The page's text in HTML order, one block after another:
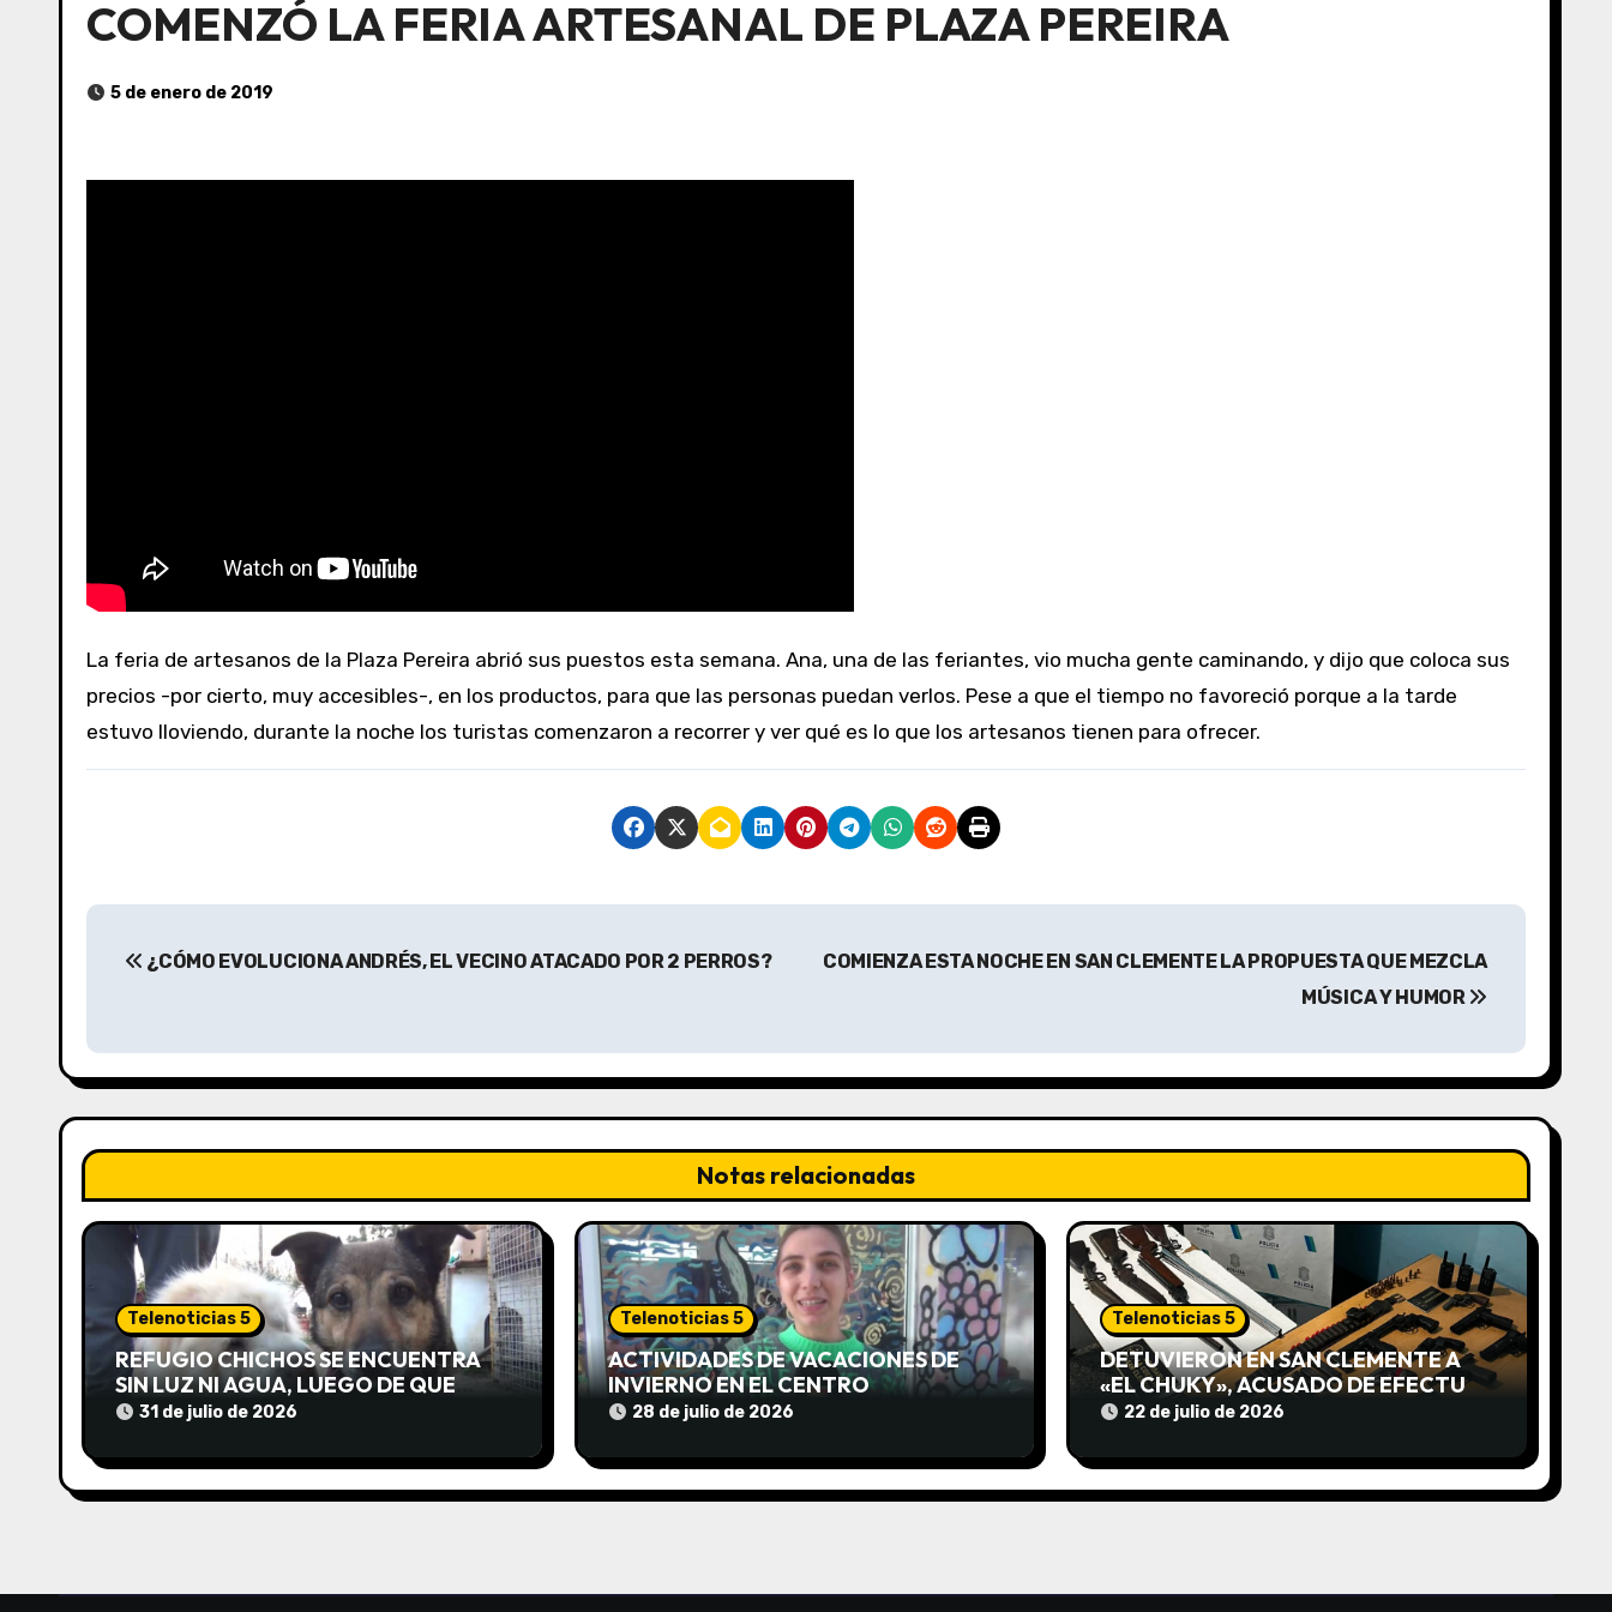
COMENZÓ LA FERIA ARTESANAL DE PLAZA PEREIRA
5 de enero de 2019
La feria de artesanos de la Plaza Pereira abrió sus puestos esta semana. Ana, una de las feriantes, vio mucha gente caminando, y dijo que coloca sus
precios -por cierto, muy accesibles-, en los productos, para que las personas puedan verlos. Pese a que el tiempo no favoreció porque a la tarde
estuvo lloviendo, durante la noche los turistas comenzaron a recorrer y ver qué es lo que los artesanos tienen para ofrecer.
N
e
g
a
c
ó
n
e
e
¿CÓMO EVOLUCIONA ANDRÉS, EL VECINO ATACADO POR 2 PERROS?
COMIENZA ESTA NOCHE EN SAN CLEMENTE LA PROPUESTA QUE MEZCLA
MÚSICA Y HUMOR
Notas relacionadas
Telenoticias 5
REFUGIO CHICHOS SE ENCUENTRA
SIN LUZ NI AGUA, LUEGO DE QUE
EDEA CORTARA EL SUMINISTRO SIN
31 de julio de 2026
Telenoticias 5
ACTIVIDADES DE VACACIONES DE
INVIERNO EN EL CENTRO
COMUNITARIO EL TALA
28 de julio de 2026
Telenoticias 5
DETUVIERON EN SAN CLEMENTE A
«EL CHUKY», ACUSADO DE EFECTUAR
DISPAROS CONTRA UN
ARMAS, DROGAS Y UN AUTO
ROBADO
22 de julio de 2026